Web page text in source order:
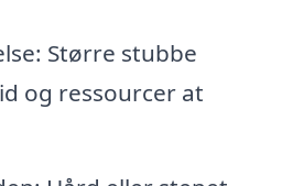
Større stubbe
og ressourcer at